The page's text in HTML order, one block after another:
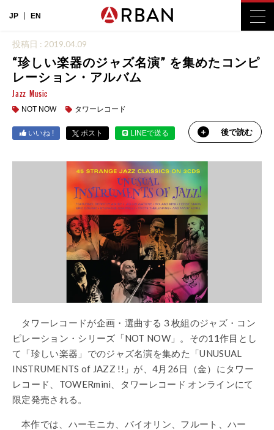
JP EN
投稿日 : 2019.04.09
“珍しい楽器のジャズ名演” を集めたコンピ
レーション・アルバム
Jazz Music
NOT NOW タワーレコード
いいね ! ポスト LINEで送る 後で読む
タワーレコードが企画・選曲する３枚組のジャズ・コン
ピレーション・シリーズ「NOT NOW」。その11作目とし
て「珍しい楽器」でのジャズ名演を集めた「UNUSUAL
INSTRUMENTS of JAZZ !!」が、4月26日（金）にタワー
レコード、TOWERmini、タワーレコード オンラインにて
限定発売される。
本作では、ハーモニカ、バイオリン、フルート、ハー